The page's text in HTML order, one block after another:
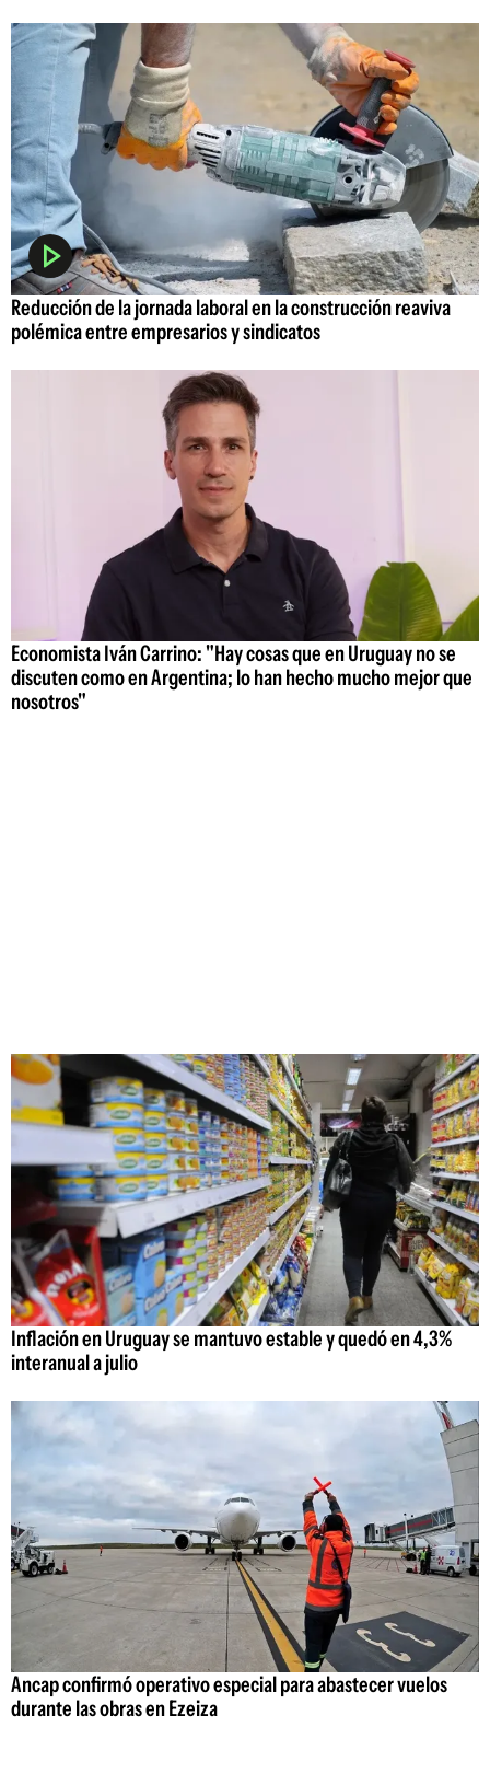
Reducción de la jornada laboral en la construcción reaviva
polémica entre empresarios y sindicatos
Economista Iván Carrino: "Hay cosas que en Uruguay no se
discuten como en Argentina; lo han hecho mucho mejor que
nosotros"
Inflación en Uruguay se mantuvo estable y quedó en 4,3%
interanual a julio
Ancap confirmó operativo especial para abastecer vuelos
durante las obras en Ezeiza